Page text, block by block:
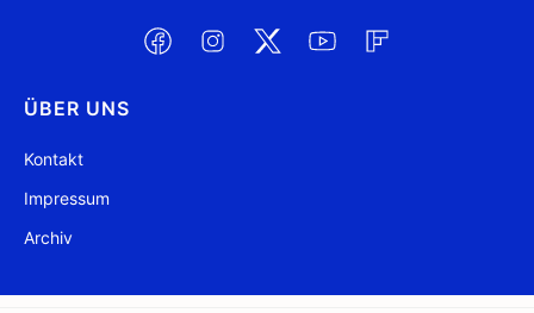
ÜBER UNS
Kontakt
Impressum
Archiv